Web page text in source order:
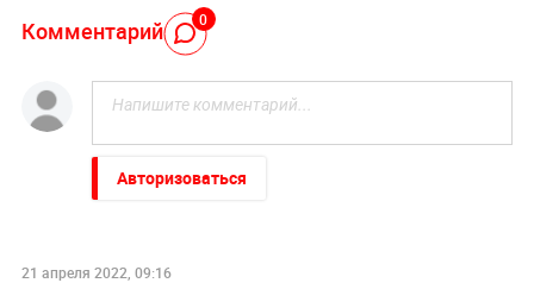
Комментарий 0
Авторизоваться
21 апреля 2022, 09:16